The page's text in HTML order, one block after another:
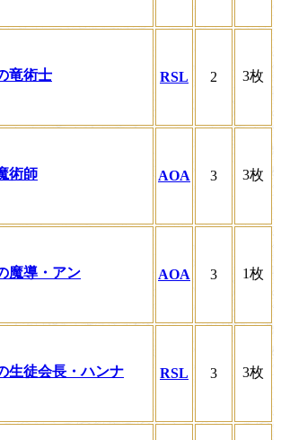
竜術士 RSL 2 3枚
術師 AOA 3 3枚
魔導・アン AOA 3 1枚
生徒会長・ハンナ RSL 3 3枚